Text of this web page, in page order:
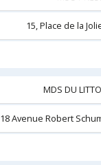
15, Place de la
MDS DU
18 Avenue Robert